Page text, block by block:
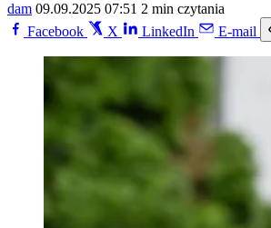
dam 09.09.2025 07:51 2 min czytania
Facebook
X LinkedIn E-mail